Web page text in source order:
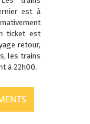
est à
ticket est
retour,
les trains
à 22h00.